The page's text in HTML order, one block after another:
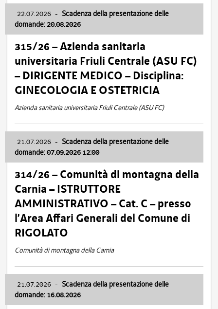
22.07.2026 - Scadenza della presentazione delle
domande: 20.08.2026
315/26 – Azienda sanitaria
universitaria Friuli Centrale (ASU FC)
– DIRIGENTE MEDICO – Disciplina:
GINECOLOGIA E OSTETRICIA
Azienda sanitaria universitaria Friuli Centrale (ASU FC)
21.07.2026 - Scadenza della presentazione delle
domande: 07.09.2026 12:00
314/26 – Comunità di montagna della
Carnia – ISTRUTTORE
AMMINISTRATIVO – Cat. C – presso
l’Area Affari Generali del Comune di
RIGOLATO
Comunità di montagna della Carnia
21.07.2026 - Scadenza della presentazione delle
domande: 16.08.2026